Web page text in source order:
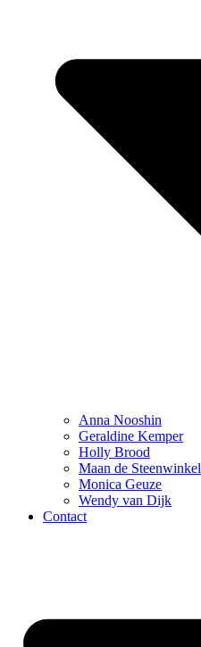
Anna Nooshin
Geraldine Kemper
Holly Brood
Maan de Steenwinkel
Monica Geuze
Wendy van Dijk
Contact